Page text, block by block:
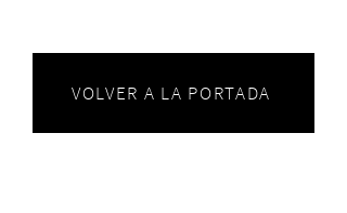
VOLVER A LA PORTADA